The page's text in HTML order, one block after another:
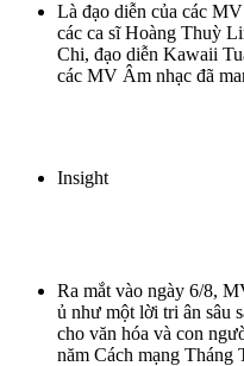
Là đạo diễn của các
các ca sĩ Hoàng Thuỳ
Chi, đạo diễn Kawaii
các MV Âm nhạc đã
Insight
Ra mắt vào ngày 6/8,
ủ như một lời tri ân sâu
cho văn hóa và con
năm Cách mạng Tháng